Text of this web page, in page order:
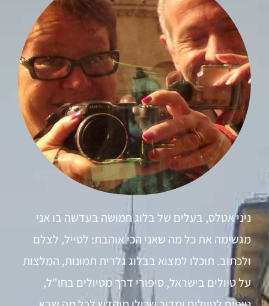
ניני אטלס, בעלים של בלוג חמושה בעדשה בו אני
מגשימה את כל מה שאני הכי אוהבת: לטייל, לצלם
ולכתוב. תוכלו למצוא בבלוג גלרית תמונות, המלצות
על טיולים בישראל, סיפורי דרך מטיולים בחו"ל,